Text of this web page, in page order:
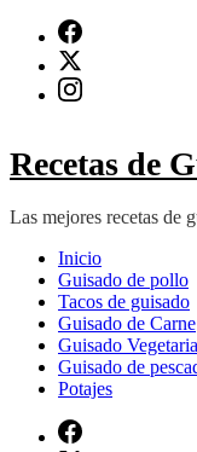
contenido
(presiona
Recetas de
Las mejores recetas de
Inicio
Guisado de pollo
Tacos de guisado
Guisado de Carne
Guisado
Guisado de
Potajes